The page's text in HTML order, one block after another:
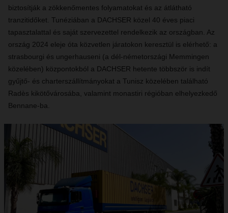
biztosítják a zökkenőmentes folyamatokat és az átlátható
tranzitidőket. Tunéziában a DACHSER közel 40 éves piaci
tapasztalattal és saját szervezettel rendelkezik az országban. Az
ország 2024 eleje óta közvetlen járatokon keresztül is elérhető: a
strasbourgi és ungerhauseni (a dél-németországi Memmingen
közelében) központokból a DACHSER hetente többször is indít
gyűjtő- és charterszállítmányokat a Tunisz közelében található
Radès kikötővárosába, valamint monastiri régióban elhelyezkedő
Bennane-ba.